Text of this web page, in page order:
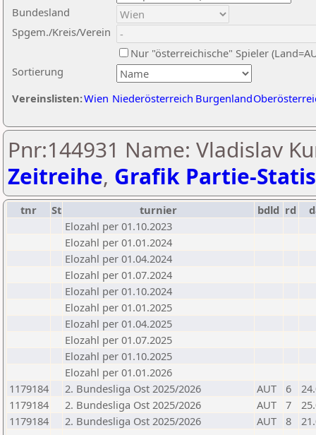
Sortierung
Bundesland
Spgem./Kreis/Verein
Nur "österreichische" Spieler
Vereinslisten:Wien Niederösterreich Burgenland
Pnr:144931 Name: Vladislav
Zeitreihe, Grafik Partie-
tnr St turnier bdld rd
Elozahl per 01.10.2023
Elozahl per 01.01.2024
Elozahl per 01.04.2024
Elozahl per 01.07.2024
Elozahl per 01.10.2024
Elozahl per 01.01.2025
Elozahl per 01.04.2025
Elozahl per 01.07.2025
Elozahl per 01.10.2025
Elozahl per 01.01.2026
1179184
2. Bundesliga Ost 2025/2026 AUT 6
1179184
2. Bundesliga Ost 2025/2026 AUT 7
1179184
2. Bundesliga Ost 2025/2026 AUT 8